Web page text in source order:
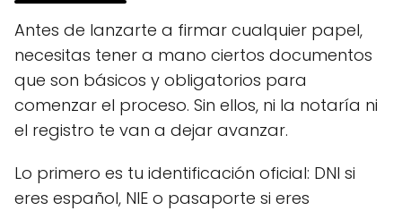
Antes de lanzarte a firmar cualquier papel,
necesitas tener a mano ciertos documentos
que son básicos y obligatorios para
comenzar el proceso. Sin ellos, ni la notaría ni
el registro te van a dejar avanzar.
Lo primero es tu identificación oficial: DNI si
eres español, NIE o pasaporte si eres